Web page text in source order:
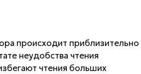
происходит приблизительно
неудобства чтения
чтения больших